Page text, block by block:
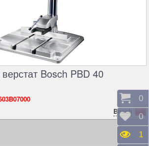
Bosch PBD 40
Bosch
0
0
1